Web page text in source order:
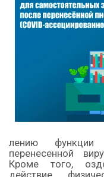
лению
перенесенной
Кроме того,
действие